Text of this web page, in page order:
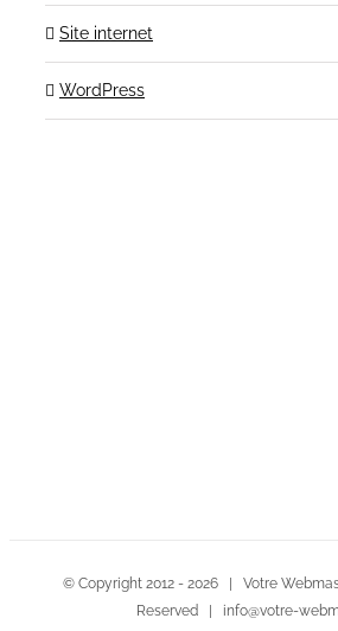
Site internet
WordPress
© Copyright 2012 - 2026 | Votre
Reserved | info@votre-